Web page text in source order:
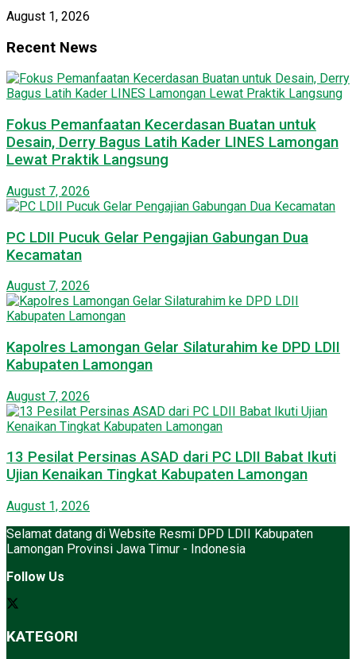
August 1, 2026
Recent News
Fokus Pemanfaatan Kecerdasan Buatan untuk
Desain, Derry Bagus Latih Kader LINES Lamongan
Lewat Praktik Langsung
August 7, 2026
PC LDII Pucuk Gelar Pengajian Gabungan Dua
Kecamatan
August 7, 2026
Kapolres Lamongan Gelar Silaturahim ke DPD LDII
Kabupaten Lamongan
August 7, 2026
13 Pesilat Persinas ASAD dari PC LDII Babat Ikuti
Ujian Kenaikan Tingkat Kabupaten Lamongan
August 1, 2026
Selamat datang di Website Resmi DPD LDII Kabupaten
Lamongan Provinsi Jawa Timur - Indonesia
Follow Us
KATEGORI